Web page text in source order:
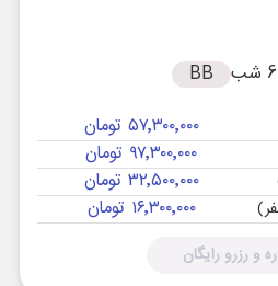
6 شب BB
۵۷٬۳۰۰٬۰۰۰ تومان
۹۷٬۳۰۰٬۰۰۰ تومان
۳۲٬۵۰۰٬۰۰۰ تومان
۱۶٬۳۰۰٬۰۰۰ تومان
و رزرو رایگان